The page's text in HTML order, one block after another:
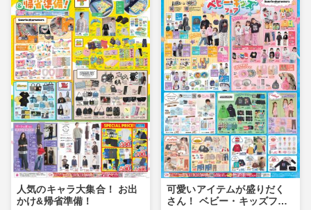
人気のキャラ大集合！ お出
かけ&帰省準備！
可愛いアイテムが盛りだく
さん！ ベビー・キッズフェ